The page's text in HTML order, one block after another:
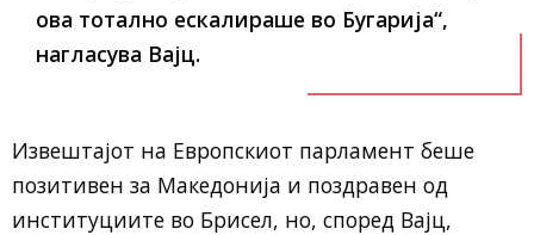
ова тотално ескалираше во Бугарија“,
нагласува Вајц.
Извештајот на Европскиот парламент беше
позитивен за Македонија и поздравен од
институциите во Брисел, но, според Вајц,